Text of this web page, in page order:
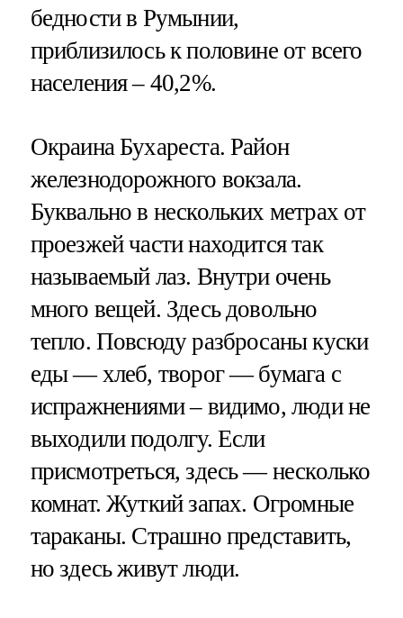
бедности в Румынии,
приблизилось к половине от всего
населения – 40,2%.
Окраина Бухареста. Район
железнодорожного вокзала.
Буквально в нескольких метрах от
проезжей части находится так
называемый лаз. Внутри очень
много вещей. Здесь довольно
тепло. Повсюду разбросаны куски
еды — хлеб, творог — бумага с
испражнениями – видимо, люди не
выходили подолгу. Если
присмотреться, здесь — несколько
комнат. Жуткий запах. Огромные
тараканы. Страшно представить,
но здесь живут люди.